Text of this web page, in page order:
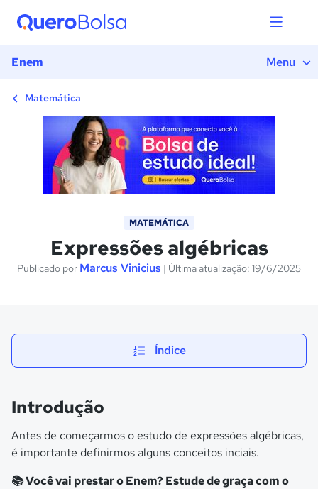
Enem Menu
Matemática
MATEMÁTICA
Expressões algébricas
Publicado por Marcus Vinicius | Última atualização: 19/6/2025
Índice
1) Introdução
3) Polinômio
5) Exercícios
Introdução
Antes de começarmos o estudo de expressões algébricas,
é importante definirmos alguns conceitos inciais.
📚 Você vai prestar o Enem? Estude de graça com o